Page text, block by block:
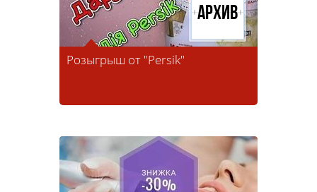
Розыгрыш от "Persik"
Архив